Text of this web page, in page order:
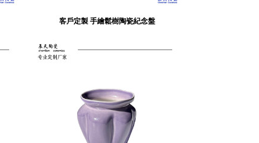
客戶定製 手繪鬆樹陶瓷紀念盤